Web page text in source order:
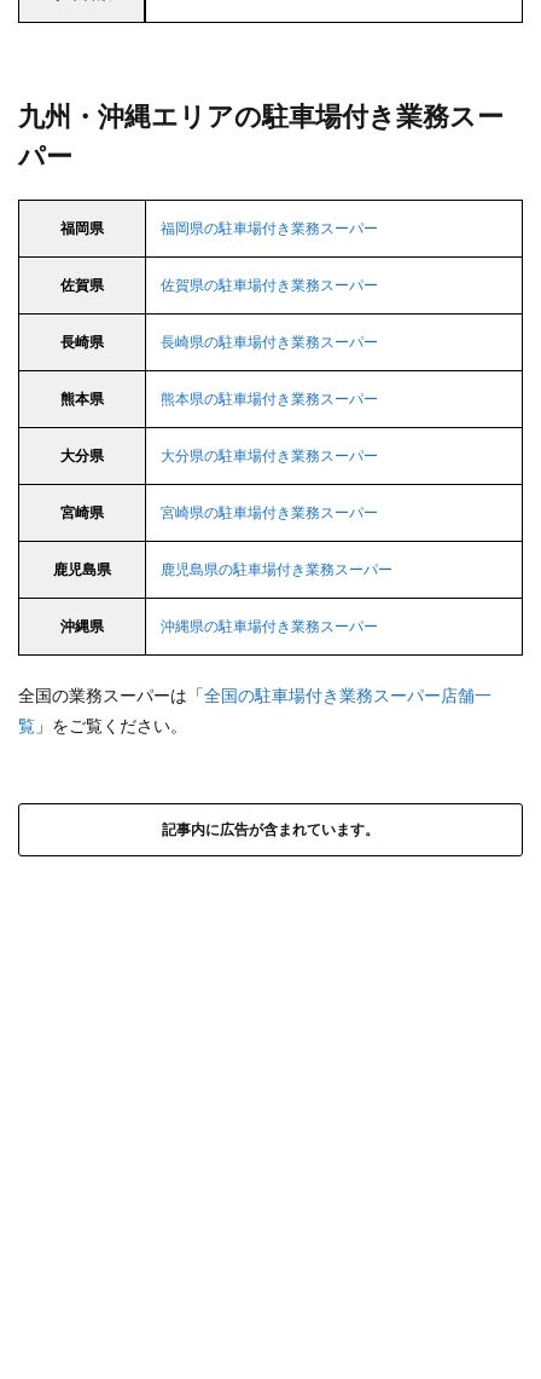
九州・沖縄エリアの駐車場付き業務スー
パー
福岡県 福岡県の駐車場付き業務スーパー
佐賀県 佐賀県の駐車場付き業務スーパー
長崎県 長崎県の駐車場付き業務スーパー
熊本県 熊本県の駐車場付き業務スーパー
大分県 大分県の駐車場付き業務スーパー
宮崎県 宮崎県の駐車場付き業務スーパー
鹿児島県 鹿児島県の駐車場付き業務スーパー
沖縄県 沖縄県の駐車場付き業務スーパー
全国の業務スーパーは「全国の駐車場付き業務スーパー店舗一
覧 」をご覧ください。
記事内に広告が含まれています。